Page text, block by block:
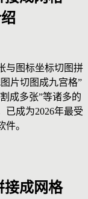
与图标坐标切图拼
片切图成九宫格”
成多张”等诸多的
已成为2026年最受
。
接成网格